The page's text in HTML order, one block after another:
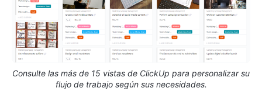
Consulte las más de 15 vistas de ClickUp para personalizar su
flujo de trabajo según sus necesidades.